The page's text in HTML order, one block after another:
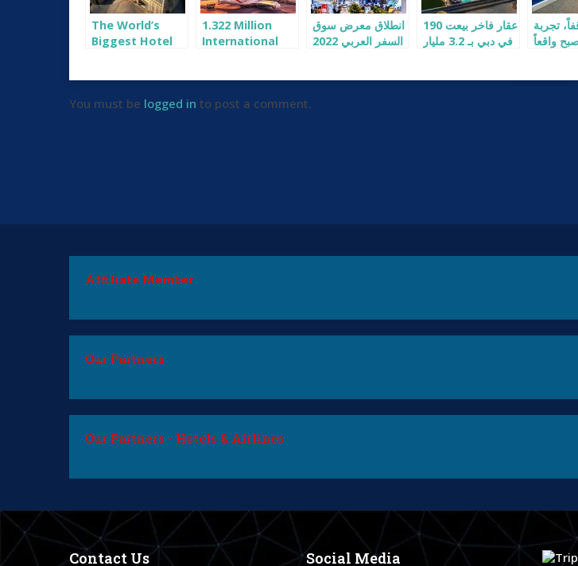
The World’s
Biggest Hotel
Abraj Kudai
1.322 Million
International
انطلاق معرض سوق
السفر العربي 2022
190 عقار فاخر بيعت
في دبي بـ 3.2 مليار
تجربة
واقعاً
You must be logged in to post a comment.
Affiliate Member
Our Partners
Our Partners - Hotels & Airlines
Contact Us Social Media